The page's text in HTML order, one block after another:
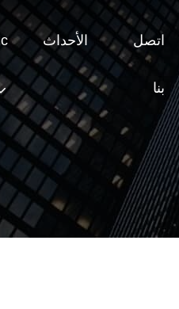
اتصل
بنا
الأحداث